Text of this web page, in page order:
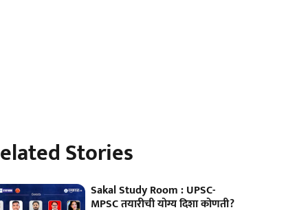
Stories
Sakal Study Room : UPSC-
MPSC तयारीची योग्य दिशा कोणती?